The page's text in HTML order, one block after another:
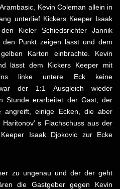
Kevin Coleman allein in
unterlief Kickers Keeper Isaak
Kieler Schiedsrichter Jannik
den Punkt zeigen lässt und dem
Karton einbrachte. Kevin
lässt dem Kickers Keeper mit
linke untere Eck keine
der 1:1 Ausgleich wieder
Stunde erarbeitet der Gast, der
angreift, einige Ecken, die aber
s Flachschuss aus der
Isaak Djokovic zur Ecke
zu ungenau und der der geht
die Gastgeber gegen Kevin